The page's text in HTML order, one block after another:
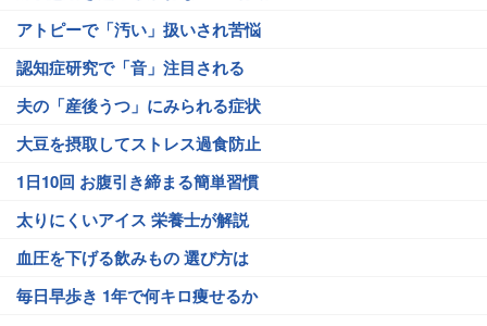
アトピーで「汚い」扱いされ苦悩
認知症研究で「音」注目される
夫の「産後うつ」にみられる症状
大豆を摂取してストレス過食防止
1日10回 お腹引き締まる簡単習慣
太りにくいアイス 栄養士が解説
血圧を下げる飲みもの 選び方は
毎日早歩き 1年で何キロ痩せるか